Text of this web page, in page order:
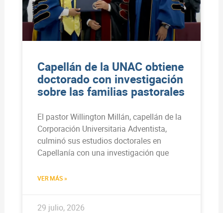
Capellán de la UNAC obtiene
doctorado con investigación
sobre las familias pastorales
El pastor Willington Millán, capellán de la
Corporación Universitaria Adventista,
culminó sus estudios doctorales en
Capellanía con una investigación que
VER MÁS »
29 julio, 2026